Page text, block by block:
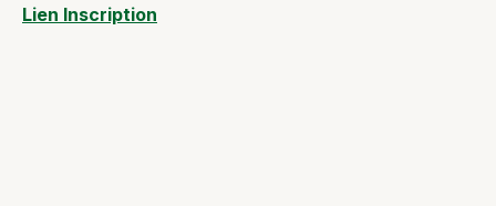
Lien Inscription